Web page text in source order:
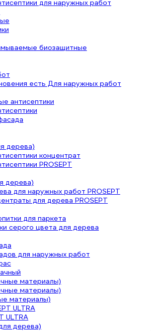
для наружных работ
биозащитные
есть Для наружных работ
антисептики
дерева)
концентрат
PROSEPT
дерева)
для наружных работ PROSEPT
для дерева PROSEPT
для паркета
серого цвета для дерева
для наружных работ
материалы)
материалы)
материалы)
ULTRA
ULTRA
дерева)